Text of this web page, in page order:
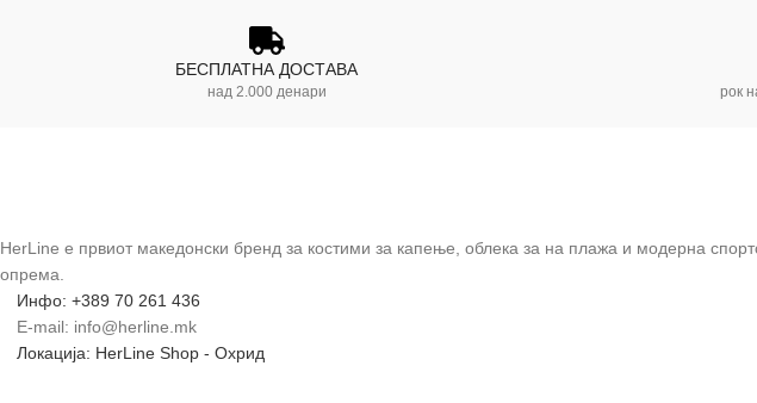
БЕСПЛАТНА ДОСТАВА
над 2.000 денари рок
HerLine е првиот македонски бренд за костими за капење, облека за на плажа и модерна
опрема.
Инфо: +389 70 261 436
E-mail: info@herline.mk
Локација: HerLine Shop - Охрид